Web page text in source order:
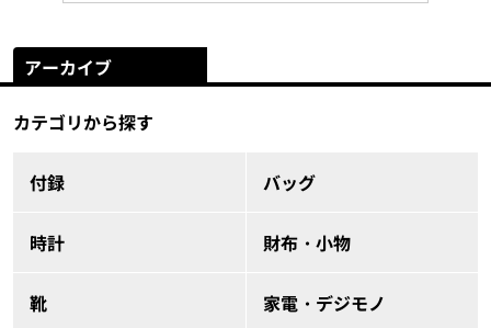
アーカイブ
カテゴリから探す
付録 バッグ
時計 財布・小物
靴 家電・デジモノ